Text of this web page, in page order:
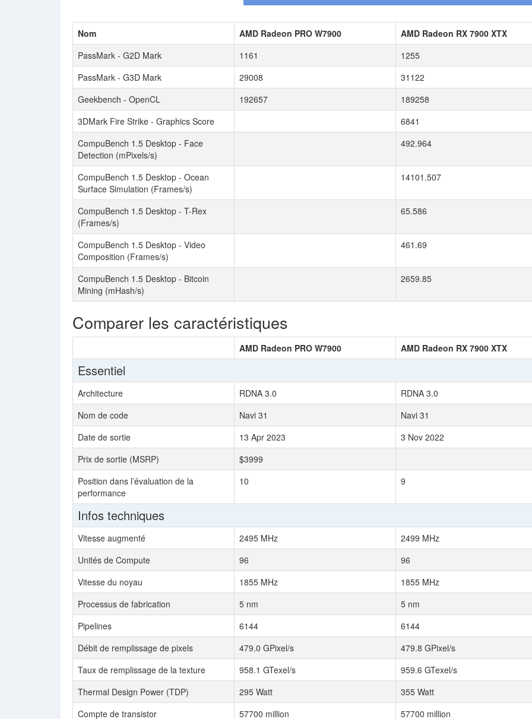
Nom AMD Radeon PRO W7900
AMD Radeon RX 7900 XTX
PassMark - G2D Mark
1161
1255
PassMark - G3D Mark
29008
31122
Geekbench - OpenCL
192657
189258
3DMark Fire Strike - Graphics Score
6841
CompuBench 1.5 Desktop - Face
Detection (mPixels/s)
492.964
CompuBench 1.5 Desktop - Ocean
Surface Simulation (Frames/s)
14101.507
CompuBench 1.5 Desktop - T-Rex
(Frames/s)
65.586
CompuBench 1.5 Desktop - Video
Composition (Frames/s)
461.69
CompuBench 1.5 Desktop - Bitcoin
Mining (mHash/s)
2659.85
Comparer les caractéristiques
AMD Radeon PRO W7900 AMD Radeon RX 7900 XTX
Essentiel
Architecture RDNA 3.0
RDNA 3.0
Nom de code
Navi 31
Navi 31
Date de sortie
13 Apr 2023
3 Nov 2022
Prix de sortie (MSRP)
$3999
Position dans l’évaluation de la
performance
10 9
Infos techniques
Vitesse augmenté 2495 MHz
2499 MHz
Unités de Compute
96
96
Vitesse du noyau
1855 MHz
1855 MHz
Processus de fabrication
5 nm
5 nm
Pipelines
6144
6144
Débit de remplissage de pixels
479.0 GPixel/s
479.8 GPixel/s
Taux de remplissage de la texture
958.1 GTexel/s
959.6 GTexel/s
Thermal Design Power (TDP)
295 Watt
355 Watt
Compte de transistor
57700 million 57700 million